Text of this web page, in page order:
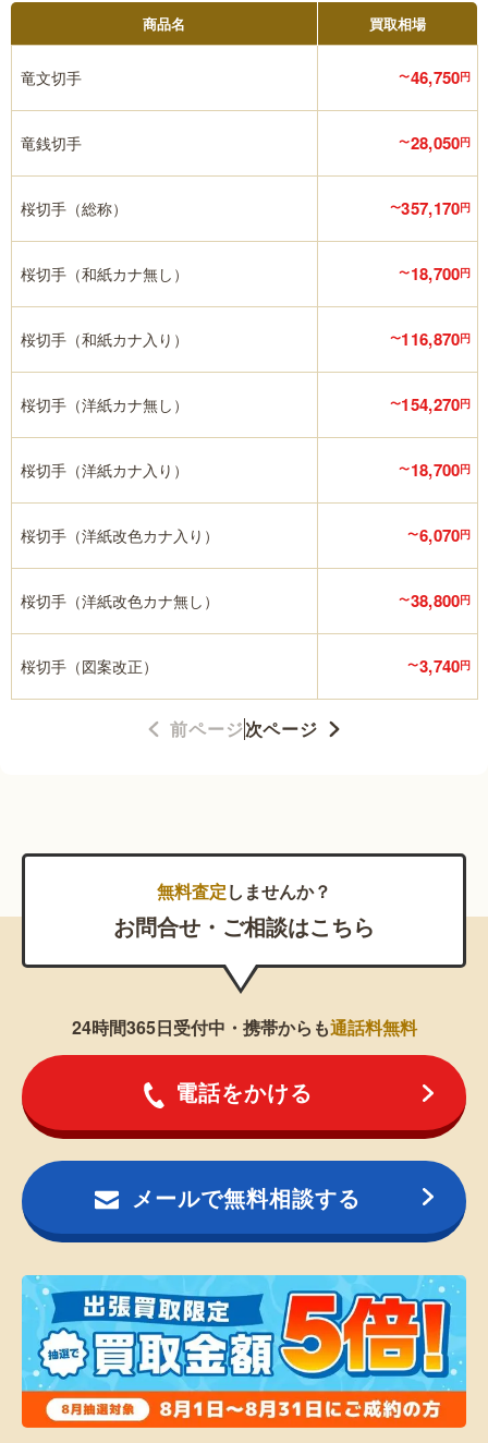
商品名 買取相場
竜文切手 〜46,750円
竜銭切手 〜28,050円
桜切手（総称） 〜357,170円
桜切手（和紙カナ無し） 〜18,700円
桜切手（和紙カナ入り） 〜116,870円
桜切手（洋紙カナ無し） 〜154,270円
桜切手（洋紙カナ入り） 〜18,700円
桜切手（洋紙改色カナ入り） 〜6,070円
桜切手（洋紙改色カナ無し） 〜38,800円
桜切手（図案改正） 〜3,740円
前ページ次ページ
無料査定しませんか？
お問合せ・ご相談はこちら
24時間365日受付中・携帯からも通話料無料
電話をかける
メールで無料相談する